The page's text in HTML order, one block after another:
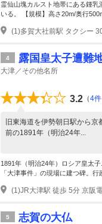
霊仙山塊カルスト地帯にある鍾
いる。 【規模】高さ20m/奥行
(1)多賀大社前駅 タクシー
4 露国皇太子遭難
大津／その他名所
3.2 （4件
旧東海道を伊勢朝日駅から
前の1891年（明治24年...
1891年（明治24年）ロシア皇太
「大津事件」の現場に建つ碑。
(1)JR大津駅 徒歩 5分 京阪
5 志賀の大仏